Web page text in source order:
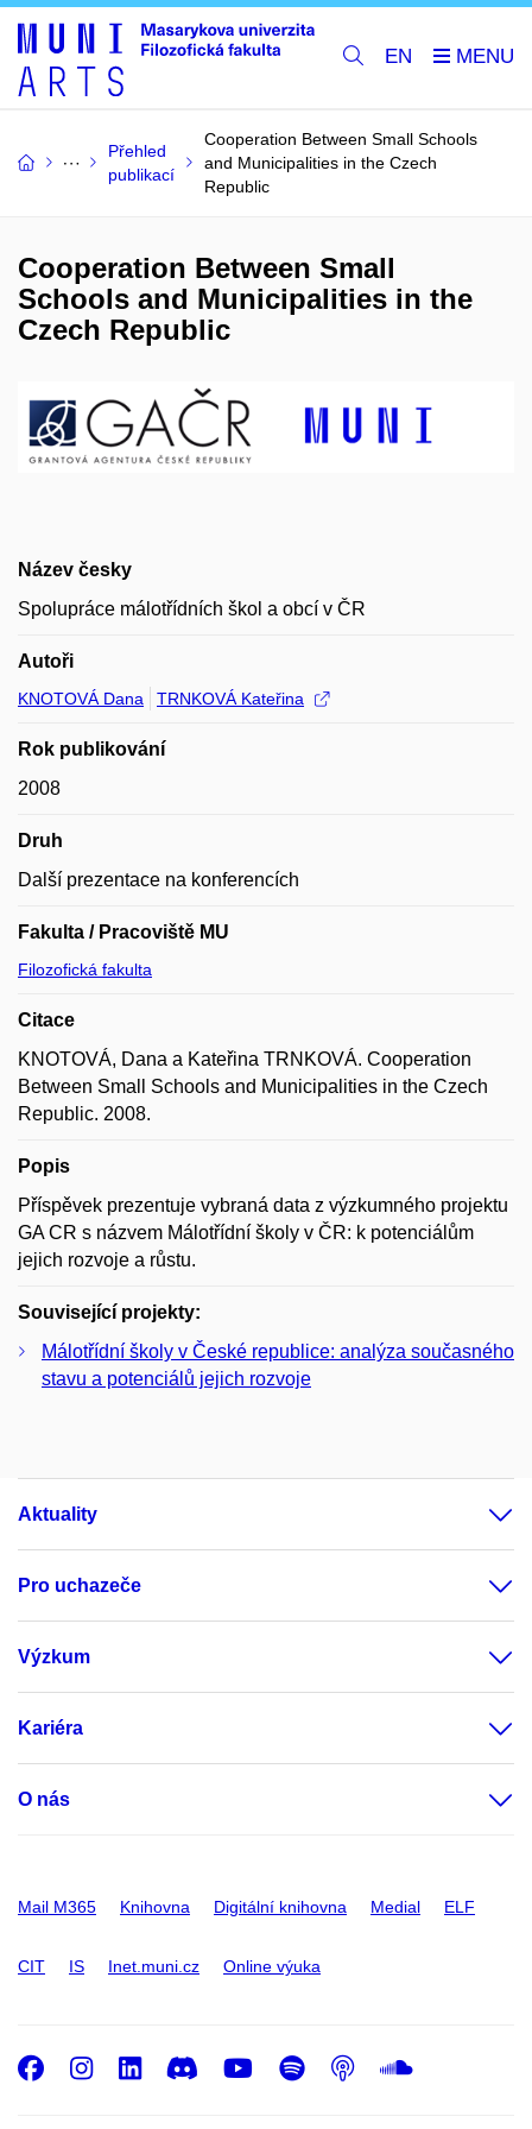
EN
Přehled
publikací
Cooperation Between Small Schools
and Municipalities in the Czech
Republic
Cooperation Between Small
Schools and Municipalities in the
Czech Republic
Název česky
Spolupráce málotřídních škol a obcí v ČR
Autoři
KNOTOVÁ Dana TRNKOVÁ Kateřina
Rok publikování
2008
Druh
Další prezentace na konferencích
Fakulta / Pracoviště MU
Filozofická fakulta
Citace
KNOTOVÁ, Dana a Kateřina TRNKOVÁ. Cooperation
Between Small Schools and Municipalities in the Czech
Republic. 2008.
Popis
Příspěvek prezentuje vybraná data z výzkumného projektu
GA CR s názvem Málotřídní školy v ČR: k potenciálům
jejich rozvoje a růstu.
Související projekty:
Málotřídní školy v České republice: analýza současného
stavu a potenciálů jejich rozvoje
Aktuality
Pro uchazeče
Výzkum
Kariéra
O nás
Mail M365 Knihovna Digitální knihovna Medial ELF
CIT IS Inet.muni.cz Online výuka
Facebook
Instagram
LinkedIn
DiscordYoutube
Spotify
Podcast